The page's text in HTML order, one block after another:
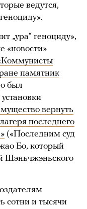
ведутся,
„ура“ геноциду»,
«новости»
памятник
был
вернуть
последнего
(«Последним суд
Бо, который
Шэньчжэньского
сотни и тысячи